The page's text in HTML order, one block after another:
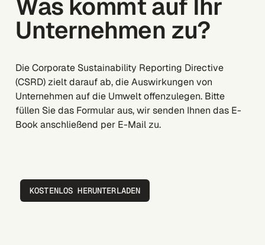
Was kommt auf Ihr
Unternehmen zu?
Die Corporate Sustainability Reporting Directive
(CSRD) zielt darauf ab, die Auswirkungen von
Unternehmen auf die Umwelt offenzulegen. Bitte
füllen Sie das Formular aus, wir senden Ihnen das E-
Book anschließend per E-Mail zu.
KOSTENLOS HERUNTERLADEN